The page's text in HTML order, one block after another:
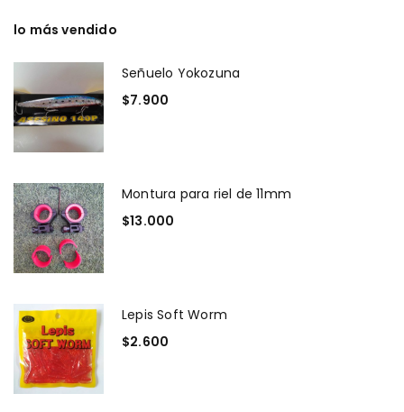
lo más vendido
Señuelo Yokozuna
$7.900
Montura para riel de 11mm
$13.000
Lepis Soft Worm
$2.600